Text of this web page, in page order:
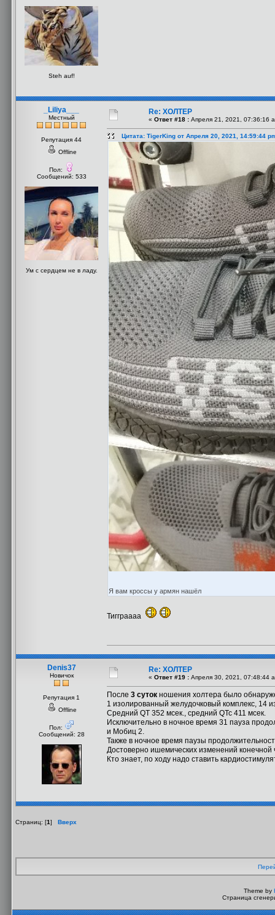
Steh auf!
_Liliya___
Местный
Репутация 44
Offline
Пол:
Сообщений: 533
Ум с сердцем не в ладу.
Re: ХОЛТЕР
« Ответ #18 : Апреля 21, 2021, 07:36:16
Цитата: TigerKing от Апреля 20, 2021, 14:59:44
Я вам кроссы у армян нашёл
Тигграааа
Denis37
Новичок
Репутация 1
Offline
Пол:
Сообщений: 28
Re: ХОЛТЕР
« Ответ #19 : Апреля 30, 2021, 07:48:44
После 3 суток ношения холтера было
1 изолированный желудочковый комплекс, 14
Средний QT 352 мсек., средний QTc 411 мсек.
Исключительно в ночное время 31 пауза
и Мобиц 2.
Также в ночное время паузы
Достоверно ишемических изменений конечной
Кто знает, по ходу надо ставить
Страниц: [1] Вверх
Theme by
Страница